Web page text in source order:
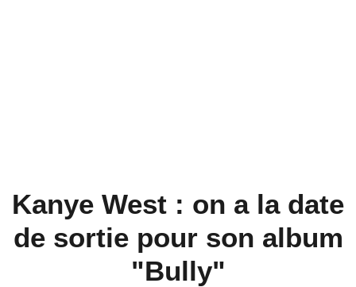
Kanye West : on a la date
de sortie pour son album
"Bully"